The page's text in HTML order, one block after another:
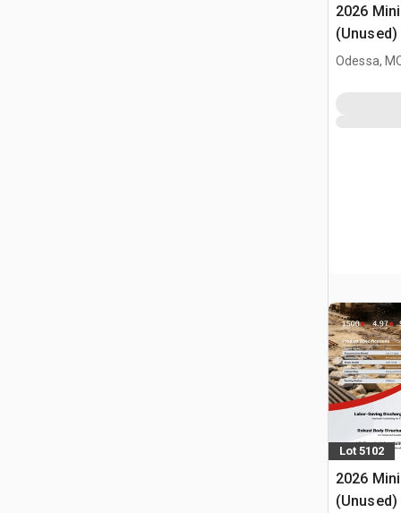
2026
(Unused)
Odessa,
Lot 5102
2026
(Unused)